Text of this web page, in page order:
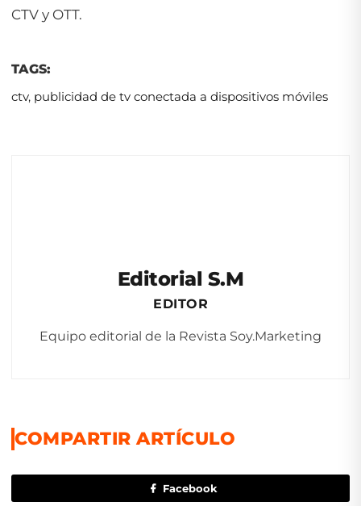
CTV y OTT.
TAGS:
ctv, publicidad de tv conectada a dispositivos móviles
Editorial S.M
EDITOR
Equipo editorial de la Revista Soy.Marketing
COMPARTIR ARTÍCULO
Facebook